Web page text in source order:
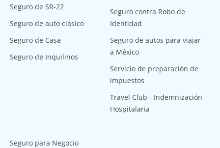
Seguro de SR-22
Seguro de auto clásico
Seguro de Casa
Seguro de Inquilinos
Seguro contra Robo de
Identidad
Seguro de autos para viajar
a México
Servicio de preparación de
impuestos
Travel Club - Indemnización
Hospitalaria
Seguro para Negocio